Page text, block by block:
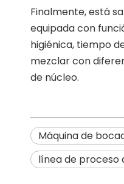
Finalmente, está
equipada con
higiénica, tiempo
mezclar con
de núcleo.
Máquina de
línea de proceso